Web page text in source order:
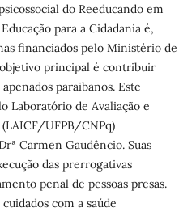
do Reeducando em
para a Cidadania é,
financiados pelo Ministério de
principal é contribuir
paraibanos. Este
Laboratório de Avaliação e
UFPB/CNPq)
Carmen Gaudêncio. Suas
das prerrogativas
penal de pessoas presas.
com a saúde